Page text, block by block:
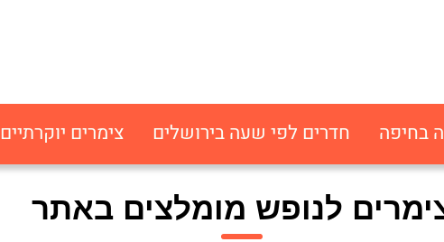
בחיפה חדרים לפי שעה בירושלים צימרים יוקרתיים
לנופש מומלצים באתר